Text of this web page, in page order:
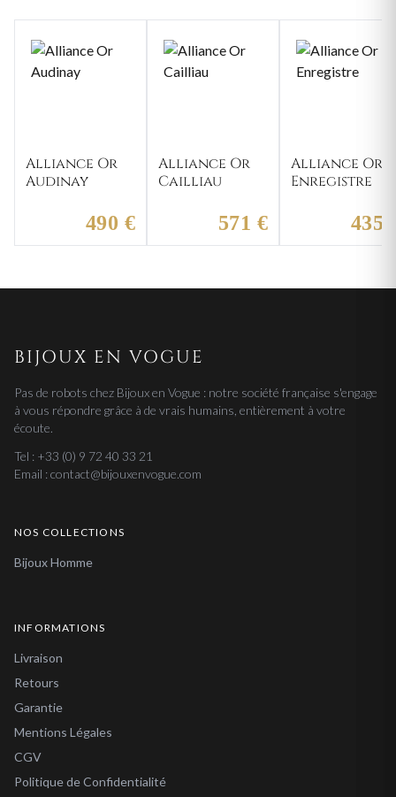
Alliance Or
Audinay
490 €
Alliance Or
Cailliau
571 €
Alliance Or
Enregistre
435
BIJOUX EN VOGUE
Pas de robots chez Bijoux en Vogue : notre société française s'engage
à vous répondre grâce à de vrais humains, entièrement à votre
écoute.
Tel : +33 (0) 9 72 40 33 21
Email : contact@bijouxenvogue.com
NOS COLLECTIONS
Bijoux Homme
INFORMATIONS
Livraison
Retours
Garantie
Mentions Légales
CGV
Politique de Confidentialité